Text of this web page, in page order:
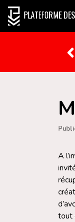
PLATEFORME
A
tout